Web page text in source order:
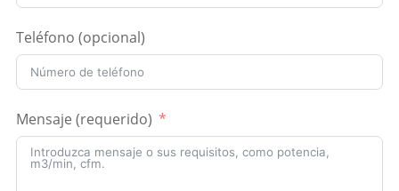
Teléfono (opcional)
Mensaje (requerido)